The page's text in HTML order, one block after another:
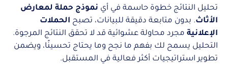
تحليل النتائج خطوة حاسمة في أي نموذج حملة لمعارض
الأثاث. بدون متابعة دقيقة للبيانات، تصبح الحملات
الإعلانية مجرد محاولة عشوائية قد لا تحقق النتائج المرجوة.
التحليل يسمح لك بفهم ما نجح وما يحتاج تحسينًا، ويضمن
تطوير استراتيجيات أكثر فعالية في المستقبل.